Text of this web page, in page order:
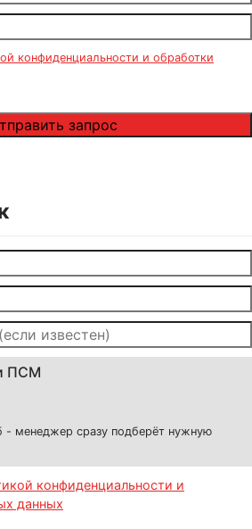
конфиденциальности и обработки
ПСМ
менеджер сразу подберёт нужную
конфиденциальности и
данных